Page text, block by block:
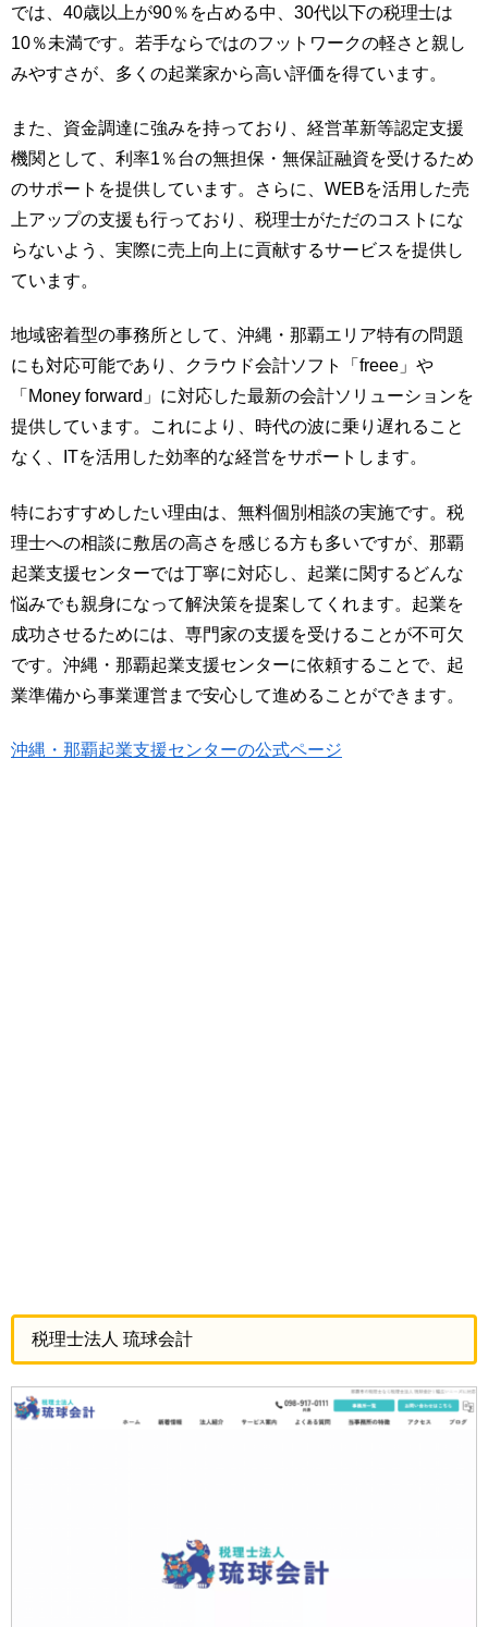
では、40歳以上が90％を占める中、30代以下の税理士は
10％未満です。若手ならではのフットワークの軽さと親し
みやすさが、多くの起業家から高い評価を得ています。
また、資金調達に強みを持っており、経営革新等認定支援
機関として、利率1％台の無担保・無保証融資を受けるため
のサポートを提供しています。さらに、WEBを活用した売
上アップの支援も行っており、税理士がただのコストにな
らないよう、実際に売上向上に貢献するサービスを提供し
ています。
地域密着型の事務所として、沖縄・那覇エリア特有の問題
にも対応可能であり、クラウド会計ソフト「freee」や
「Money forward」に対応した最新の会計ソリューションを
提供しています。これにより、時代の波に乗り遅れること
なく、ITを活用した効率的な経営をサポートします。
特におすすめしたい理由は、無料個別相談の実施です。税
理士への相談に敷居の高さを感じる方も多いですが、那覇
起業支援センターでは丁寧に対応し、起業に関するどんな
悩みでも親身になって解決策を提案してくれます。起業を
成功させるためには、専門家の支援を受けることが不可欠
です。沖縄・那覇起業支援センターに依頼することで、起
業準備から事業運営まで安心して進めることができます。
沖縄・那覇起業支援センターの公式ページ
税理士法人 琉球会計